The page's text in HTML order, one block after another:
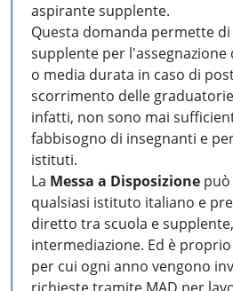
aspirante supplente.
Questa domanda permette
supplente per
o media durata in caso di
scorrimento delle
infatti, non sono mai
fabbisogno di insegnanti e
istituti.
La Messa a Disposizione
qualsiasi istituto italiano e
diretto tra scuola e
intermediazione. Ed è
per cui ogni anno vengono